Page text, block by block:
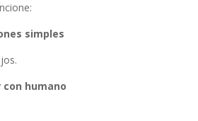
simples
con humano